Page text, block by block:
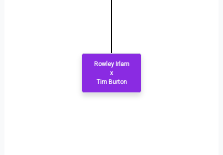
Rowley Irlam
x
Tim Burton